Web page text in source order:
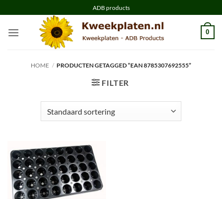
naar
inhoud
ADB products
0
HOME / PRODUCTEN GETAGGED “EAN 8785307692555”
FILTER